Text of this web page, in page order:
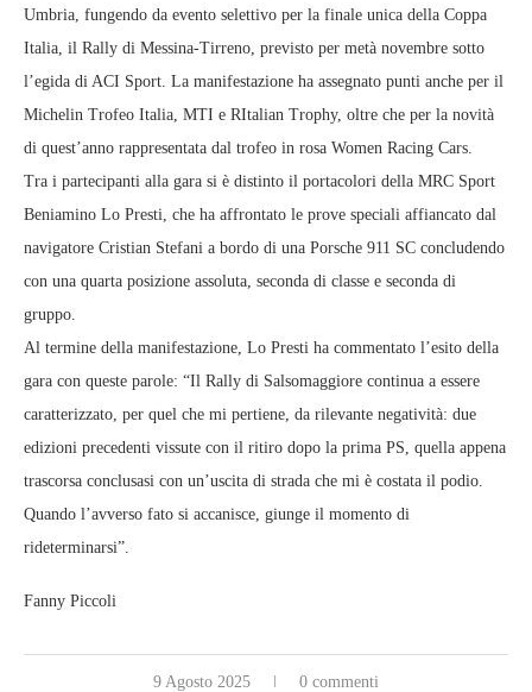
Umbria, fungendo da evento selettivo per la finale unica della Coppa
Italia, il Rally di Messina-Tirreno, previsto per metà novembre sotto
l’egida di ACI Sport. La manifestazione ha assegnato punti anche per il
Michelin Trofeo Italia, MTI e RItalian Trophy, oltre che per la novità
di quest’anno rappresentata dal trofeo in rosa Women Racing Cars.
Tra i partecipanti alla gara si è distinto il portacolori della MRC Sport
Beniamino Lo Presti, che ha affrontato le prove speciali affiancato dal
navigatore Cristian Stefani a bordo di una Porsche 911 SC concludendo
con una quarta posizione assoluta, seconda di classe e seconda di
gruppo.
Al termine della manifestazione, Lo Presti ha commentato l’esito della
gara con queste parole: “Il Rally di Salsomaggiore continua a essere
caratterizzato, per quel che mi pertiene, da rilevante negatività: due
edizioni precedenti vissute con il ritiro dopo la prima PS, quella appena
trascorsa conclusasi con un’uscita di strada che mi è costata il podio.
Quando l’avverso fato si accanisce, giunge il momento di
rideterminarsi”.
Fanny Piccoli
9 Agosto 2025 0 commenti